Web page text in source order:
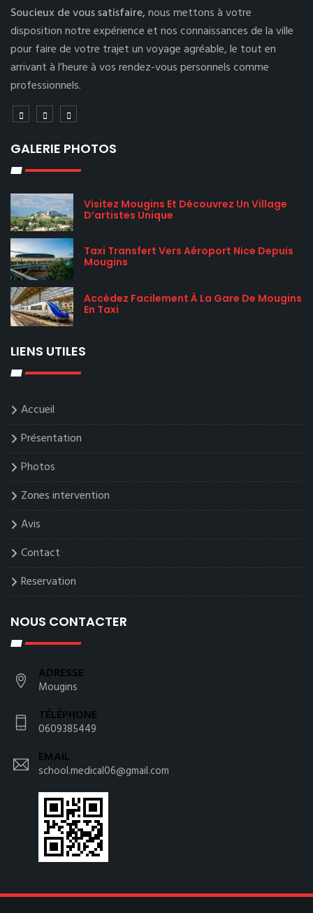
Soucieux de vous satisfaire,nous mettons à votre
disposition notre expérience et nos connaissances de la ville
pour faire de votre trajet un voyage agréable, le tout en
arrivant à l’heure à vos rendez-vous personnels comme
professionnels.
GALERIE PHOTOS
Visitez Mougins Et Découvrez Un Village
D’artistes Unique
Taxi Transfert Vers Aéroport Nice Depuis
Mougins
Accédez Facilement À La Gare De Mougins
En Taxi
LIENS UTILES
Accueil
Présentation
Photos
Zones intervention
Avis
Contact
Reservation
NOUS CONTACTER
ADRESSE
Mougins
TÉLÉPHONE
0609385449
EMAIL
school.medical06@gmail.com